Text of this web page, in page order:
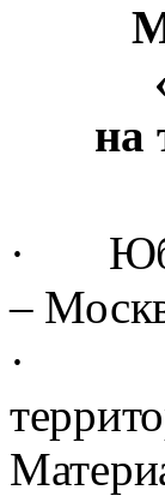
на
·
–
·